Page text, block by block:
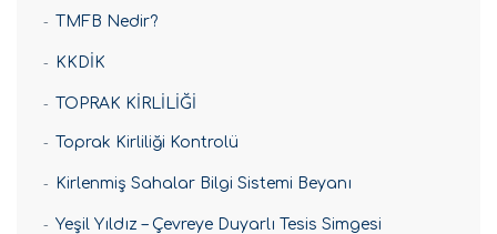
TMFB Nedir?
KKDİK
TOPRAK KİRLİLİĞİ
Toprak Kirliliği Kontrolü
Kirlenmiş Sahalar Bilgi Sistemi Beyanı
Yeşil Yıldız – Çevreye Duyarlı Tesis Simgesi